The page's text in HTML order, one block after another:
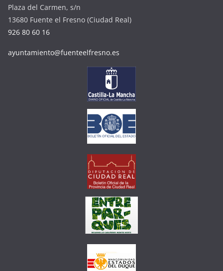
Plaza del Carmen, s/n
13680 Fuente el Fresno (Ciudad Real)
926 80 60 16
ayuntamiento@fuenteelfresno.es